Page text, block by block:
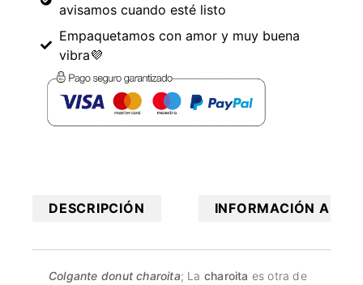
avisamos cuando esté listo
Empaquetamos con amor y muy buena
vibra💜
DESCRIPCIÓN INFORMACIÓN
Colgante donut charoita; La charoita es otra de